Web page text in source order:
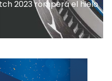
2023 romperá el hielo